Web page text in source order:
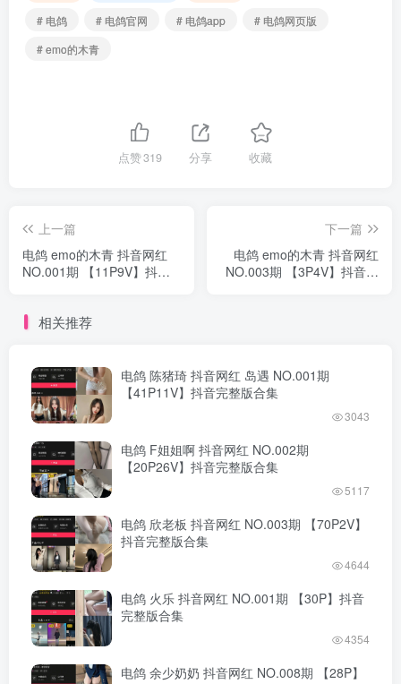
# 电鸽
# 电鸽官网 # 电鸽app
# 电鸽网页版
# emo的木青
点赞319 分享 收藏
上一篇
电鸽 emo的木青 抖音网红
NO.001期 【11P9V】抖音
下一篇
电鸽 emo的木青 抖音网红
NO.003期 【3P4V】抖音完
相关推荐
电鸽 陈猪琦 抖音网红 岛遇 NO.001期
【41P11V】抖音完整版合集
3043
电鸽 F姐姐啊 抖音网红 NO.002期
【20P26V】抖音完整版合集
5117
电鸽 欣老板 抖音网红 NO.003期 【70P2V】
抖音完整版合集
4644
电鸽 火乐 抖音网红 NO.001期 【30P】抖音
完整版合集
4354
电鸽 余少奶奶 抖音网红 NO.008期 【28P】